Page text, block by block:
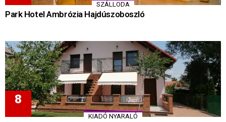
SZÁLLODA
Park Hotel Ambrózia Hajdúszoboszló
KIADÓ NYARALÓ